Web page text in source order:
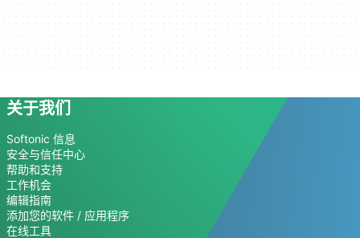
关于我们
Softonic 信息
安全与信任中心
帮助和支持
工作机会
编辑指南
添加您的软件 / 应用程序
在线工具